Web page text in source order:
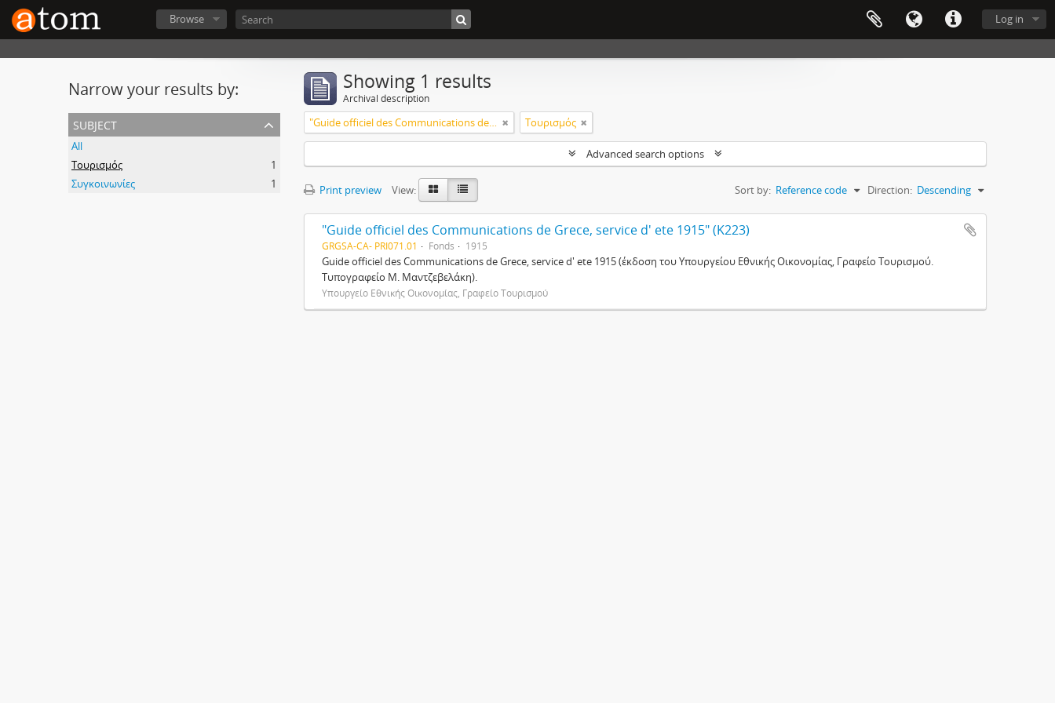
Log in
Browse
Narrow your results by:
subject
All
Τουρισμός
1
Συγκοινωνίες
1
Showing 1 results
Archival description
"Guide officiel des Communications de Grece, service d' ete 1915" (Κ223) Τουρισμός
Advanced search options
Print preview View: Sort by: Reference code Direction: Descending
"Guide officiel des Communications de Grece, service d' ete 1915" (Κ223)
GRGSA-CA- PRI071.01 Fonds 1915
Guide officiel des Communications de Grece, service d' ete 1915 (έκδοση του Υπουργείου Εθνικής Οικονομίας, Γραφείο Τουρισμού.
Τυπογραφείο Μ. Μαντζεβελάκη).
Υπουργείο Εθνικής Οικονομίας, Γραφείο Τουρισμού